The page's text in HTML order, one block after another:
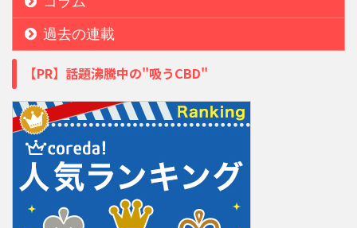
過去の連載
【PR】話題沸騰中の"吸うCBD"